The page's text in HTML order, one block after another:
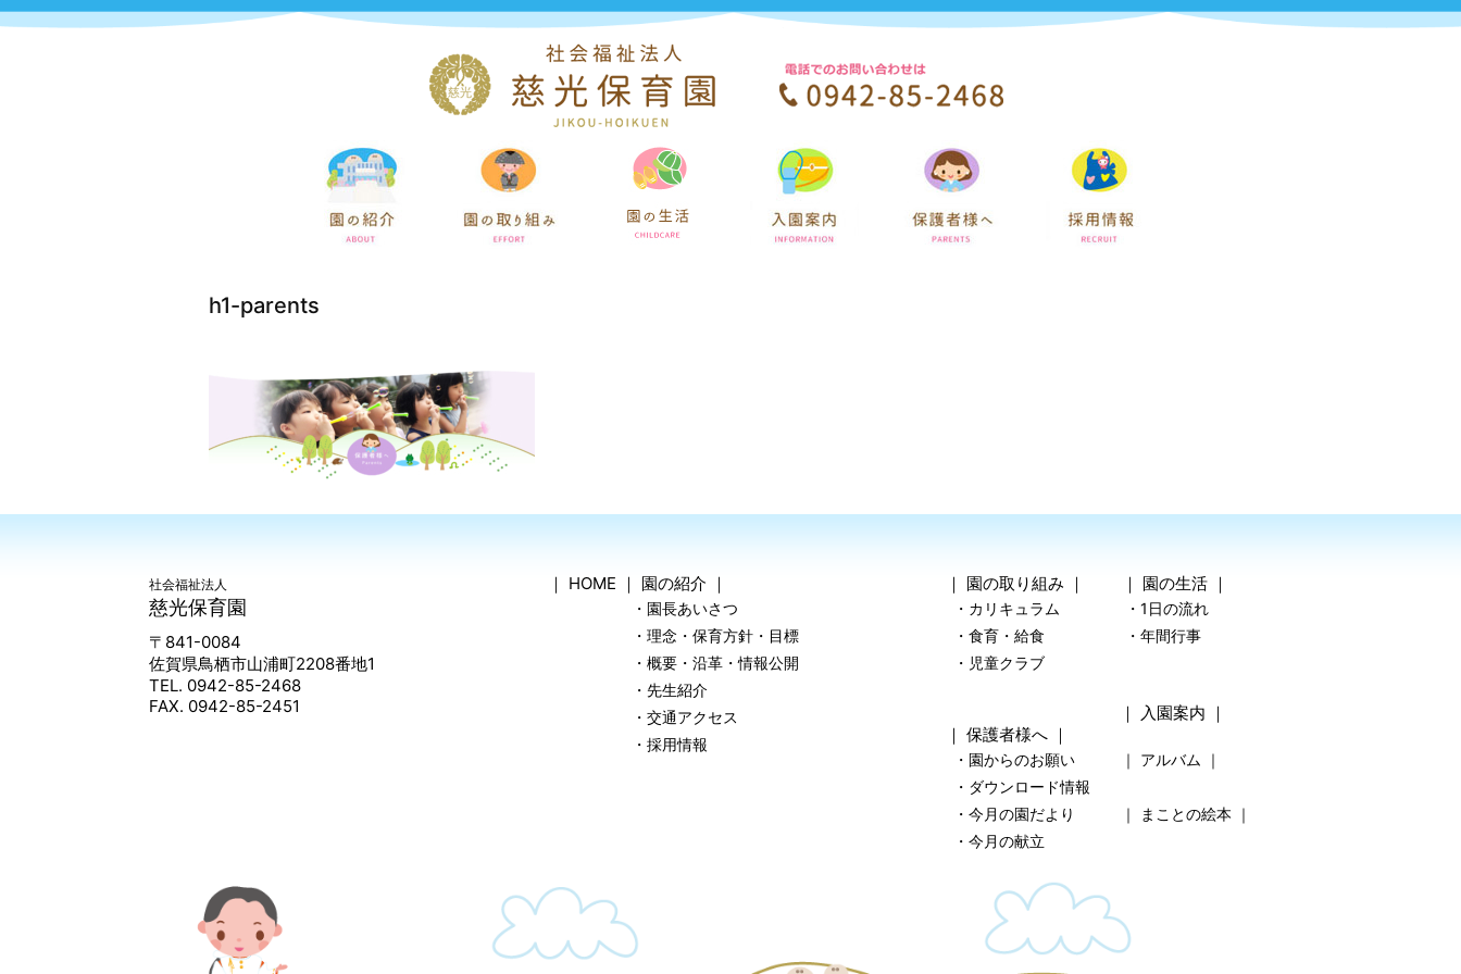
h1-parents
社会福祉法人
慈光保育園
〒841-0084
佐賀県鳥栖市山浦町2208番地1
TEL. 0942-85-2468
FAX. 0942-85-2451
｜ HOME ｜ 園の紹介 ｜
・園長あいさつ
・理念・保育方針・目標
・概要・沿革・情報公開
・先生紹介
・交通アクセス
・採用情報
｜ 園の取り組み ｜ ｜ 園の生活 ｜
・カリキュラム
・1日の流れ
・食育・給食
・年間行事
・児童クラブ
｜ 入園案内 ｜
｜保護者様へ ｜
・園からのお願い ｜ アルバム ｜
・ダウンロード情報
・今月の園だより
｜ まことの絵本 ｜
・今月の献立